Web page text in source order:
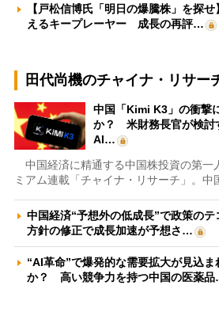
【戸松信博氏「明日の爆騰株」を探
えるキープレーヤー 成長の再評…
田代尚機のチャイナ・リサー
中国「Kimi K3」の衝撃
か？ 米財務長官が検討
AI…
中国経済に精通する中国株投資の第一
ミアム連載「チャイナ・リサーチ」。
中国経済“予想外の低成長”で政策の
方針の修正で成長加速が予想さ…
“AI革命”で爆発的な需要拡大が見込
か？ 高い競争力を持つ中国の医薬